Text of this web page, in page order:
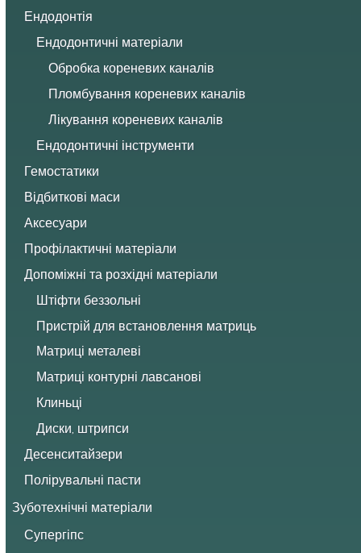
Ендодонтія
Ендодонтичні матеріали
Обробка кореневих каналів
Пломбування кореневих каналів
Лікування кореневих каналів
Ендодонтичні інструменти
Гемостатики
Відбиткові маси
Аксесуари
Профілактичні матеріали
Допоміжні та розхідні матеріали
Штіфти беззольні
Пристрій для встановлення матриць
Матриці металеві
Матриці контурні лавсанові
Клиньці
Диски, штрипси
Десенситайзери
Полірувальні пасти
Зуботехнічні матеріали
Супергіпс